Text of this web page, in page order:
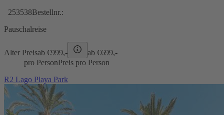
253538Bestellnr.:
Pauschalreise
Alter Preisab €999,- ab €699,-
pro PersonPreis pro Person
R2 Lago Playa Park